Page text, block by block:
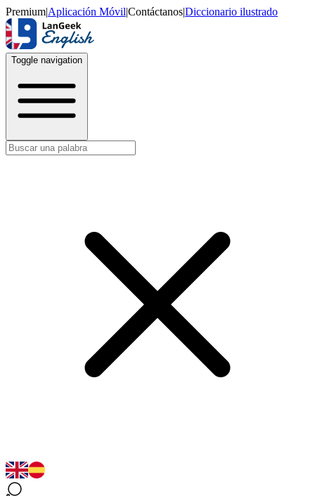
Premium|Aplicación Móvil|Contáctanos|Diccionario ilustrado
Toggle navigation